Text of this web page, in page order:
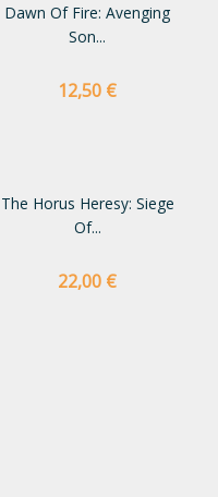
Dawn Of Fire: Avenging
Son...
Preço
12,50 €
The Horus Heresy: Siege
Of...
Preço
22,00 €